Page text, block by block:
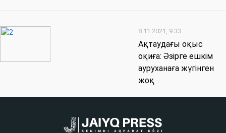
8.11.2021, 9:33
Ақтаудағы оқыс
оқиға: Әзірге ешкім
ауруханаға жүгінген
жоқ